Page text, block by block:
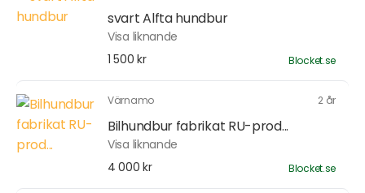
svart Alfta hundbur
Visa liknande
1 500 kr
Blocket.se
Värnamo 2 år
Bilhundbur fabrikat RU-prod...
Visa liknande
4 000 kr
Blocket.se